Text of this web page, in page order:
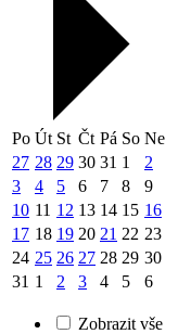
Po Út St Čt Pá So Ne
27 28 29 30 31 1
2
3
4 5 6 7 8
9
10 11 12 13 14 15 16
17 18 19 20 21 22 23
24 25 26 27 28 29 30
31 1 2 3 4 5 6
Zobrazit vše